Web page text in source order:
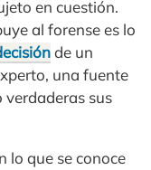
en cuestión.
al forense es lo
de un
una fuente
verdaderas sus
lo que se conoce